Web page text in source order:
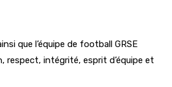
que l’équipe de football GRSE
respect, intégrité, esprit d’équipe et